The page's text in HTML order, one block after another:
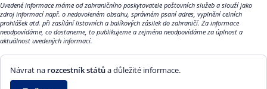
Uvedené informace máme od zahraničního poskytovatele poštovních služeb a slouží jako
zdroj informací např. o nedovoleném obsahu, správném psaní adres, vyplnění celních
prohlášek atd. při zasílání listovních a balíkových zásilek do zahraničí. Za informace
neodpovídáme, co dostaneme, to publikujeme a zejména neodpovídáme za úplnost a
aktuálnost uvedených informací.
Návrat na rozcestník státůa důležité informace.